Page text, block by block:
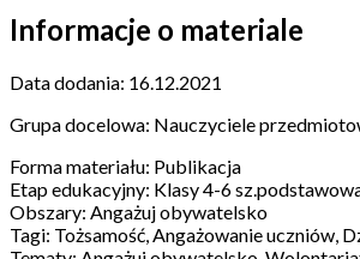
Informacje o materiale
Data dodania: 16.12.2021
Grupa docelowa: Nauczyciele
Forma materiału: Publikacja
Etap edukacyjny: Klasy 4-6
Obszary: Angażuj obywatelsko
Tagi: Tożsamość, Angażowanie uczniów,